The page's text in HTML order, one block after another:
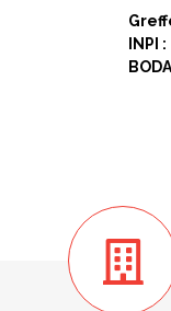
INPI :